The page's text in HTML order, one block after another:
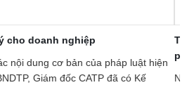
phạm nhân đang chấp hành hình
an
phố tổ chức buổi tuyên truyền